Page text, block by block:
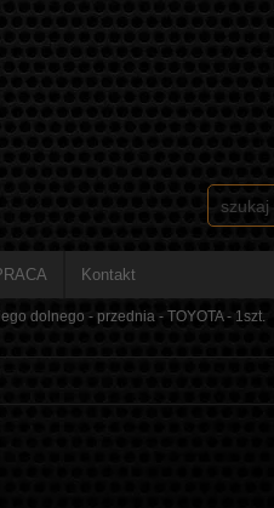
Kontakt
dolnego - przednia - TOYOTA - 1szt.